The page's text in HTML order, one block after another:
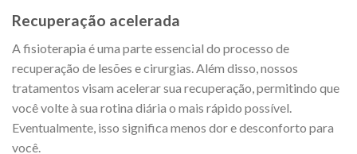
Recuperação acelerada
A fisioterapia é uma parte essencial do processo de
recuperação de lesões e cirurgias. Além disso, nossos
tratamentos visam acelerar sua recuperação, permitindo que
você volte à sua rotina diária o mais rápido possível.
Eventualmente, isso significa menos dor e desconforto para
você.